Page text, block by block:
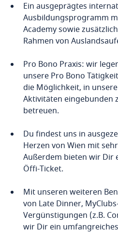
Ein ausgeprägtes
Ausbildungsprogramm
Academy sowie
Rahmen von
Pro Bono Praxis: wir
unsere Pro Bono
die Möglichkeit, in
Aktivitäten eingebunden
betreuen.
Du findest uns in
Herzen von Wien mit
Außerdem bieten wir Dir
Öffi-Ticket.
Mit unseren weiteren
von Late Dinner,
Vergünstigungen (z.B.
wir Dir ein